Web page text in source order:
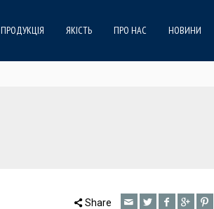
ПРОДУКЦІЯ ЯКІСТЬ ПРО НАС НОВИНИ
Share